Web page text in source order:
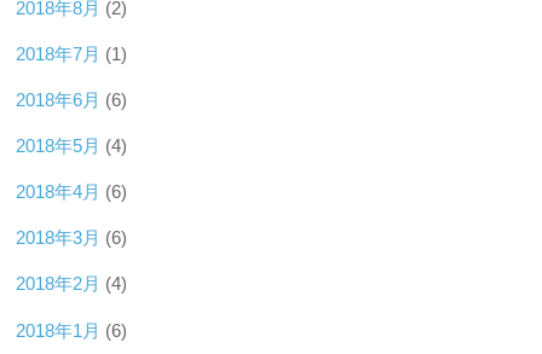
2018年8月 (2)
2018年7月 (1)
2018年6月 (6)
2018年5月 (4)
2018年4月 (6)
2018年3月 (6)
2018年2月 (4)
2018年1月 (6)